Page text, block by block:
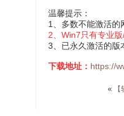
温馨提示：
1、多数不能激活的
2、Win7只有专业版
3、已永久激活的版
下载地址： https://
«